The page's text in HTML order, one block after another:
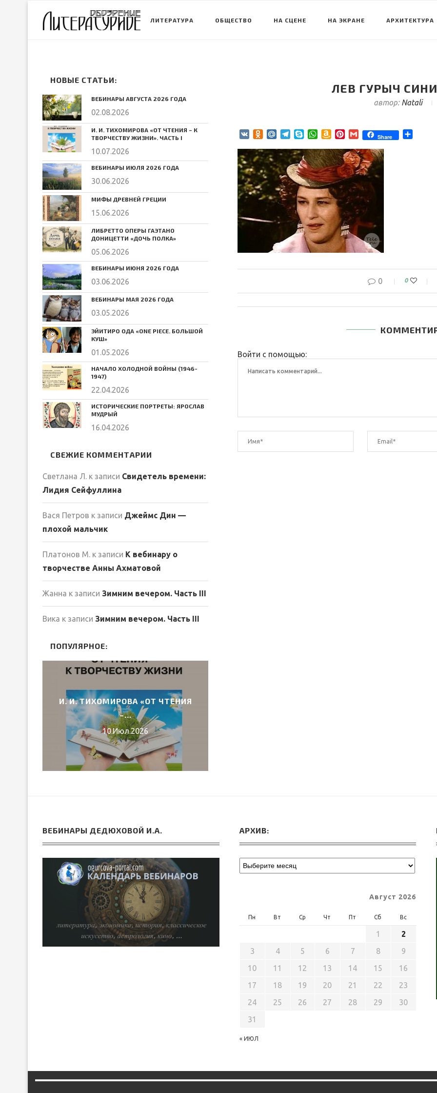
ЛИТЕРАТУРА ОБЩЕСТВО НА СЦЕНЕ НА ЭКРАНЕ АРХИТЕКТУРА
ЛЕВ ГУРЫЧ
автор: Natali
VK Odnoklassniki
Mail.RuTelegram
SkypeWhatsApp
Amazon
List
Pinterest
GmailShare
0 0
Войти с помощью:
НОВЫЕ СТАТЬИ:
ВЕБИНАРЫ АВГУСТА 2026 ГОДА
02.08.2026
И. И. ТИХОМИРОВА «ОТ ЧТЕНИЯ – К
ТВОРЧЕСТВУ ЖИЗНИ». ЧАСТЬ I
10.07.2026
ВЕБИНАРЫ ИЮЛЯ 2026 ГОДА
30.06.2026
МИФЫ ДРЕВНЕЙ ГРЕЦИИ
15.06.2026
ЛИБРЕТТО ОПЕРЫ ГАЭТАНО
ДОНИЦЕТТИ «ДОЧЬ ПОЛКА»
05.06.2026
ВЕБИНАРЫ ИЮНЯ 2026 ГОДА
03.06.2026
ВЕБИНАРЫ МАЯ 2026 ГОДА
03.05.2026
ЭЙИТИРО ОДА «ONE PIECE. БОЛЬШОЙ
КУШ»
01.05.2026
НАЧАЛО ХОЛОДНОЙ ВОЙНЫ (1946-
1947)
22.04.2026
ИСТОРИЧЕСКИЕ ПОРТРЕТЫ: ЯРОСЛАВ
МУДРЫЙ
16.04.2026
СВЕЖИЕ КОММЕНТАРИИ
Светлана Л. к записи Свидетель времени:
Лидия Сейфуллина
Вася Петров к записи Джеймс Дин —
плохой мальчик
Платонов М. к записи К вебинару о
творчестве Анны Ахматовой
Жанна к записи Зимним вечером. Часть III
Вика к записи Зимним вечером. Часть III
ПОПУЛЯРНОЕ:
И. И. ТИХОМИРОВА «ОТ ЧТЕНИЯ
–...
10.Июл.2026
ВЕБИНАРЫ ДЕДЮХОВОЙ И.А. АРХИВ:
Август 2026
Пн Вт Ср Чт Пт Сб Вс
« ИЮЛ
1
2
3
4 5 6 7 8
9
10
11 12 13 14 15
16
17
18 19 20 21 22
23
24
25 26 27 28 29
30
31